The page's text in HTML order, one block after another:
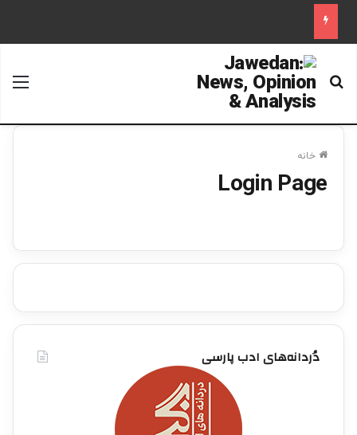
جستجو برای
خانه
Login Page
دُردانه‌های ادب پارسی